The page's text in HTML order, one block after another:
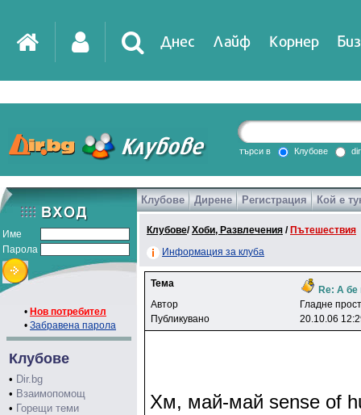
Днес Лайф Корнер
DirTV Impressio
Games
търси в Клубове
Име
Парола
• Нов потребител
• Забравена парола
Клубове
• Dir.bg
• Взаимопомощ
• Горещи теми
Клубове Дирене Регистрация Кой е
Клубове/Хоби, Развлечения / Пътешествия
Информация за клуба
Тема
Re: А бе
Автор
Глaднe
Публикувано
20.10.06
Хм, май-май sense of